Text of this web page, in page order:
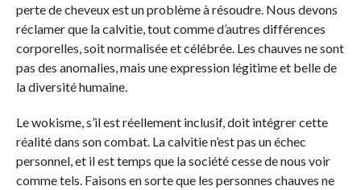
perte de cheveux est un problème à résoudre. Nous devons
réclamer que la calvitie, tout comme d’autres différences
corporelles, soit normalisée et célébrée. Les chauves ne sont
pas des anomalies, mais une expression légitime et belle de
la diversité humaine.
Le wokisme, s’il est réellement inclusif, doit intégrer cette
réalité dans son combat. La calvitie n’est pas un échec
personnel, et il est temps que la société cesse de nous voir
comme tels. Faisons en sorte que les personnes chauves ne